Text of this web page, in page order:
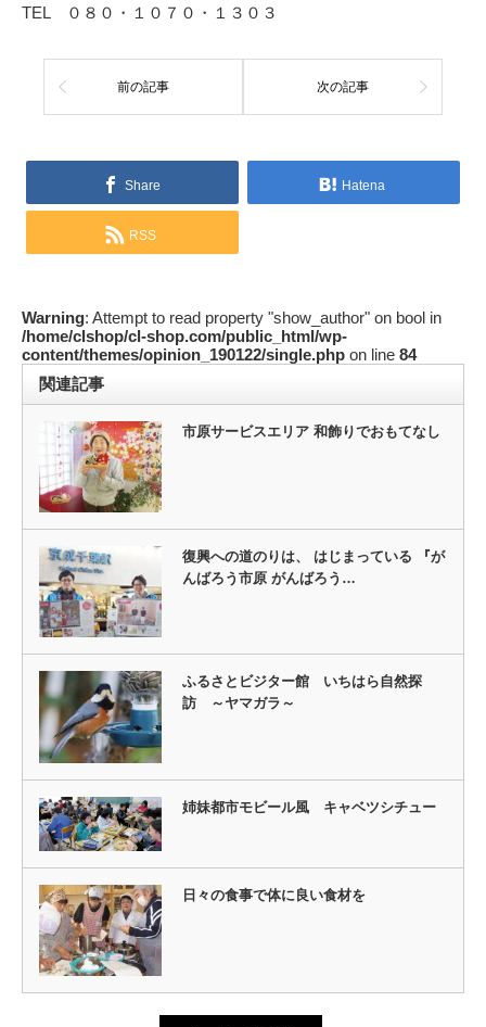
TEL ０８０・１０７０・１３０３
前の記事 次の記事
Share Hatena
RSS
Warning: Attempt to read property "show_author" on bool in
/home/clshop/cl-shop.com/public_html/wp-
content/themes/opinion_190122/single.php on line 84
関連記事
市原サービスエリア 和飾りでおもてなし
復興への道のりは、 はじまっている 『が
んばろう市原 がんばろう…
ふるさとビジター館 いちはら自然探
訪 ～ヤマガラ～
姉妹都市モビール風 キャベツシチュー
日々の食事で体に良い食材を